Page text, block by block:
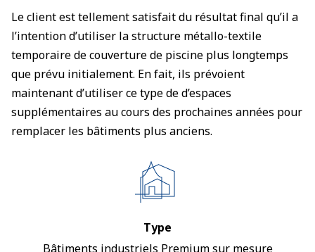
Le client est tellement satisfait du résultat final qu’il a
l’intention d’utiliser la structure métallo-textile
temporaire de couverture de piscine plus longtemps
que prévu initialement. En fait, ils prévoient
maintenant d’utiliser ce type de d’espaces
supplémentaires au cours des prochaines années pour
remplacer les bâtiments plus anciens.
Type
Bâtiments industriels Premium sur mesure